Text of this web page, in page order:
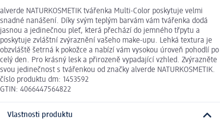
alverde NATURKOSMETIK tvářenka Multi-Color poskytuje velmi
snadné nanášení. Díky svým teplým barvám vám tvářenka dodá
jasnou a jedinečnou pleť, která přechází do jemného třpytu a
poskytuje zvláštní zvýraznění vašeho make-upu. Lehká textura je
obzvláště šetrná k pokožce a nabízí vám vysokou úroveň pohodlí po
celý den. Pro krásný lesk a přirozeně vypadající vzhled. Zvýrazněte
svou jedinečnost s tvářenkou od značky alverde NATURKOSMETIK.
číslo produktu dm: 1453592
GTIN: 4066447564822
Vlastnosti produktu